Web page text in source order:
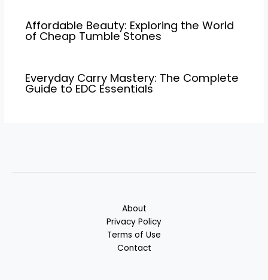
Affordable Beauty: Exploring the World
of Cheap Tumble Stones
Everyday Carry Mastery: The Complete
Guide to EDC Essentials
About
Privacy Policy
Terms of Use
Contact